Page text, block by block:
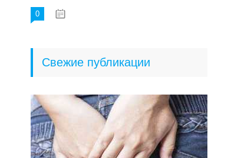
0
Свежие публикации